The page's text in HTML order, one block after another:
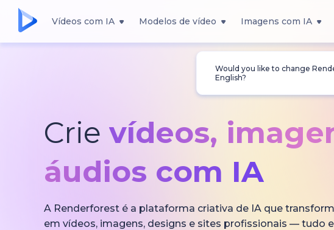
Vídeos com IA Modelos de vídeo Imagens com IA
Would you like to change
English?
Crie vídeos,
áudios com IA
A Renderforest é a plataforma criativa de IA que
em vídeos, imagens, designs e sites profissionais — tudo